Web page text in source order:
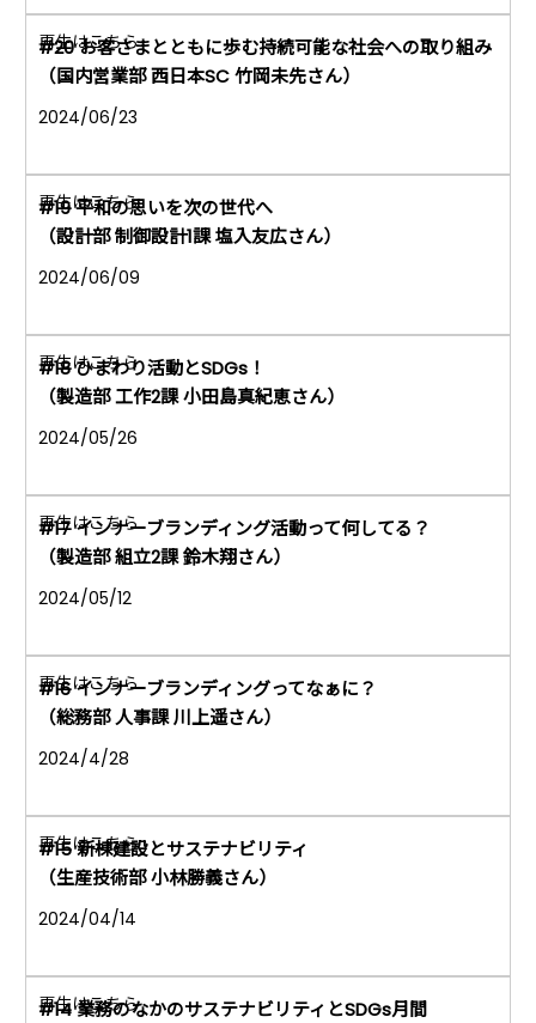
#20 お客さまとともに歩む持続可能な社会への取り組み
（国内営業部 西日本SC 竹岡未先さん）
2024/06/23
#19 平和の思いを次の世代へ
（設計部 制御設計1課 塩入友広さん）
2024/06/09
#18 ひまわり活動とSDGs！
（製造部 工作2課 小田島真紀恵さん）
2024/05/26
#17 インナーブランディング活動って何してる？
（製造部 組立2課 鈴木翔さん）
2024/05/12
#16 インナーブランディングってなぁに？
（総務部 人事課 川上遥さん）
2024/4/28
#15 新棟建設とサステナビリティ
（生産技術部 小林勝義さん）
2024/04/14
#14 業務のなかのサステナビリティとSDGs月間